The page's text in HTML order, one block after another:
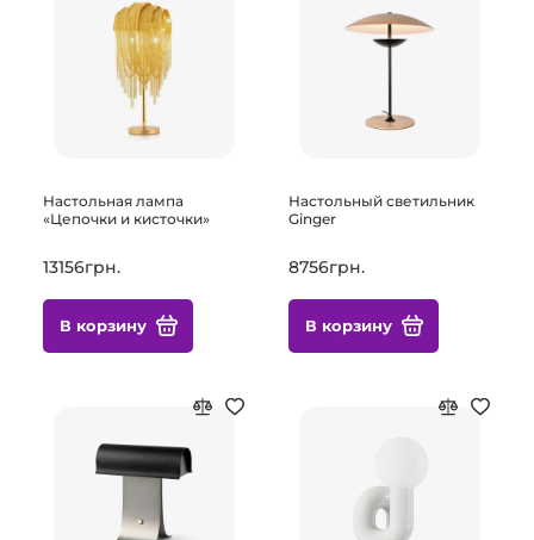
Настольная лампа
«Цепочки и кисточки»
13156грн.
В корзину
Настольный светильник
Ginger
8756грн.
В корзину